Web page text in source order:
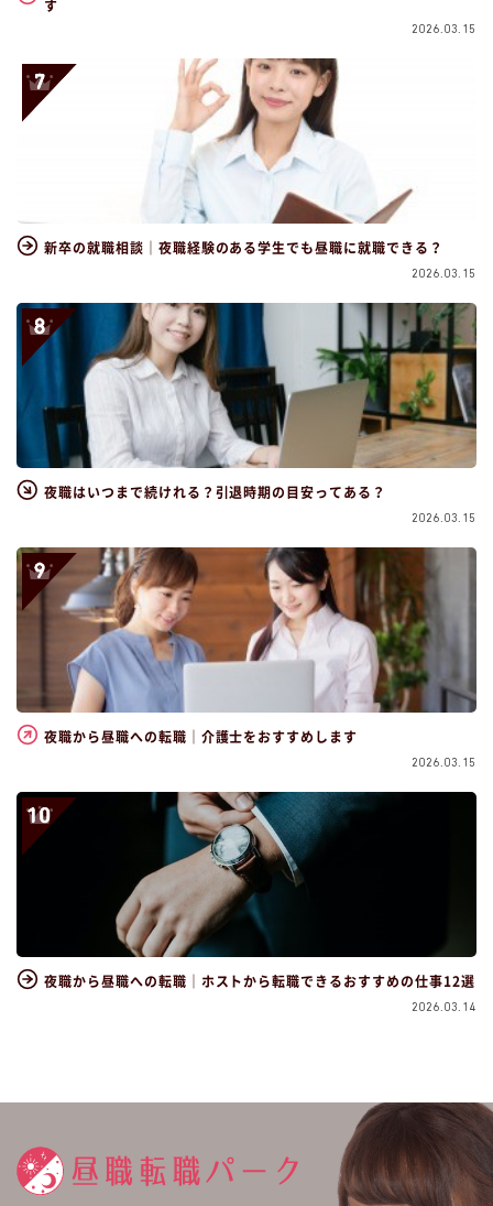
す
2026.03.15
新卒の就職相談｜夜職経験のある学生でも昼職に就職できる？
2026.03.15
夜職はいつまで続けれる？引退時期の目安ってある？
2026.03.15
夜職から昼職への転職｜介護士をおすすめします
2026.03.15
夜職から昼職への転職｜ホストから転職できるおすすめの仕事12選
2026.03.14